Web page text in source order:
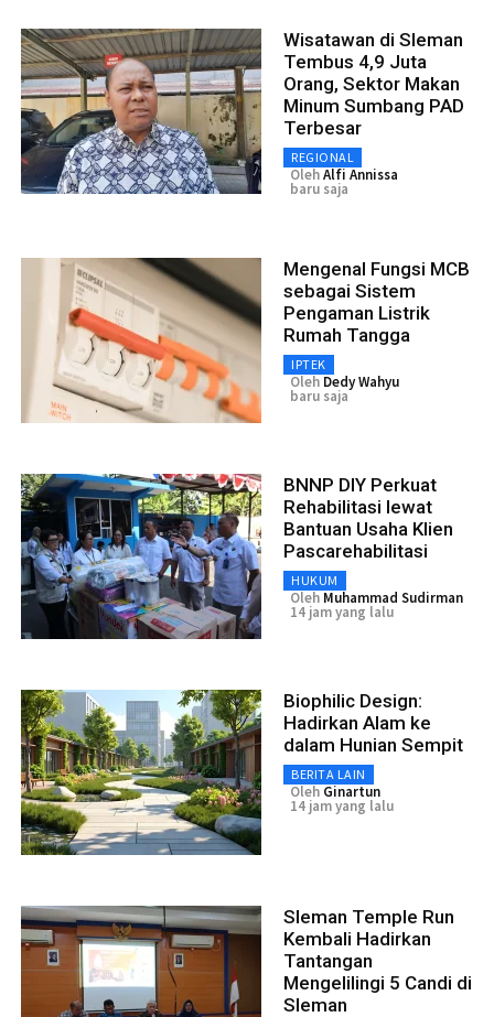
Wisatawan di Sleman
Tembus 4,9 Juta
Orang, Sektor Makan
Minum Sumbang PAD
Terbesar
REGIONAL
OlehAlfi Annissa
baru saja
Mengenal Fungsi MCB
sebagai Sistem
Pengaman Listrik
Rumah Tangga
IPTEK
Oleh Dedy Wahyu
baru saja
BNNP DIY Perkuat
Rehabilitasi lewat
Bantuan Usaha Klien
Pascarehabilitasi
HUKUM
Oleh Muhammad Sudirman
14 jam yang lalu
Biophilic Design:
Hadirkan Alam ke
dalam Hunian Sempit
BERITA LAIN
Oleh Ginartun
14 jam yang lalu
Sleman Temple Run
Kembali Hadirkan
Tantangan
Mengelilingi 5 Candi di
Sleman